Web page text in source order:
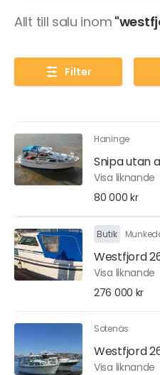
Allt till salu inom
Filter
Haninge
Snipa utan
Visa liknande
80 000 kr
Butik
Westfjord
Visa liknande
276 000 kr
Sotenäs
Westfjord
Visa liknande